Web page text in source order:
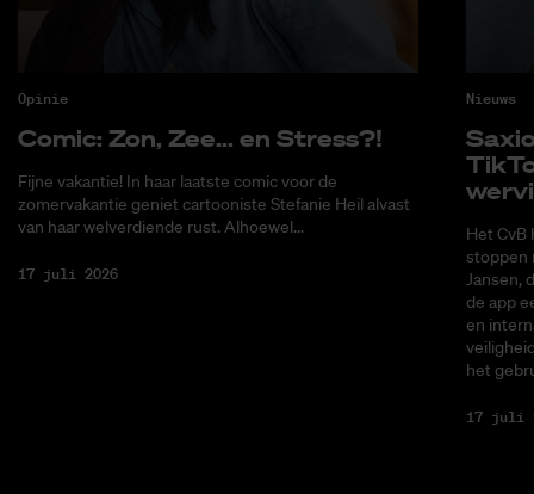
Opinie
Co­mic: Zon, Zee... en Stress?!
Fijne vakantie! In haar laatste comic voor de
zomervakantie geniet cartooniste Stefanie Heil alvast
van haar welverdiende rust. Alhoewel...
17 juli 2026
Nieuws
Het CvB
stoppen
Jansen,
de app
en
het
17 juli